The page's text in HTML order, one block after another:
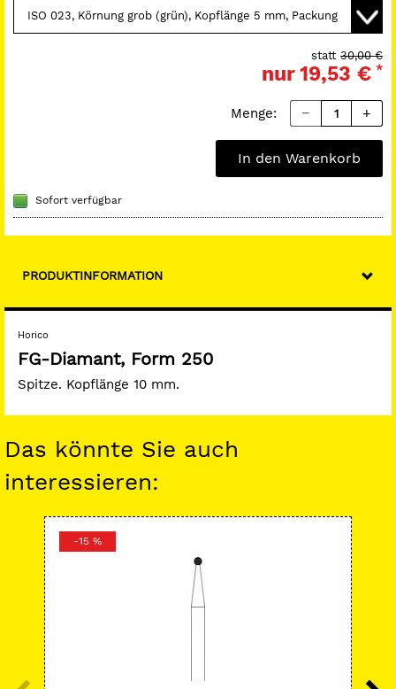
30,00 €
statt
nur19,53 € *
Menge:
In den Warenkorb
Sofort verfügbar
PRODUKTINFORMATION
Horico
FG-Diamant, Form 250
Spitze. Kopflänge 10 mm.
Das könnte Sie auch
interessieren:
-15 %